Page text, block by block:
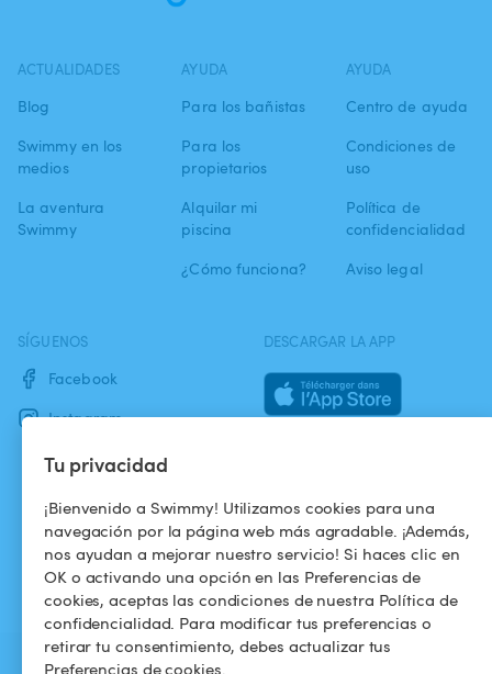
Tu privacidad
¡Bienvenido a Swimmy! Utilizamos cookies para una
navegación por la página web más agradable. ¡Además,
nos ayudan a mejorar nuestro servicio! Si haces clic en
OK o activando una opción en las Preferencias de
cookies, aceptas las condiciones de nuestra Política de
confidencialidad. Para modificar tus preferencias o
retirar tu consentimiento, debes actualizar tus
Preferencias de cookies.
ACTUALIDADES
Blog
Swimmy en los
medios
La aventura
Swimmy
AYUDA
Para los bañistas
Para los
propietarios
Alquilar mi
piscina
¿Cómo funciona?
AYUDA
Centro de ayuda
Condiciones de
uso
Política de
confidencialidad
Aviso legal
SÍGUENOS
Facebook
Instagram
DESCARGAR LA APP